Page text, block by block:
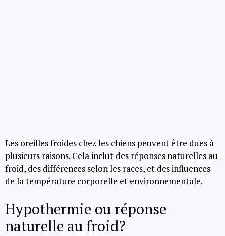
Les oreilles froides chez les chiens peuvent être dues à
plusieurs raisons. Cela inclut des réponses naturelles au
froid, des différences selon les races, et des influences
de la température corporelle et environnementale.
Hypothermie ou réponse
naturelle au froid?